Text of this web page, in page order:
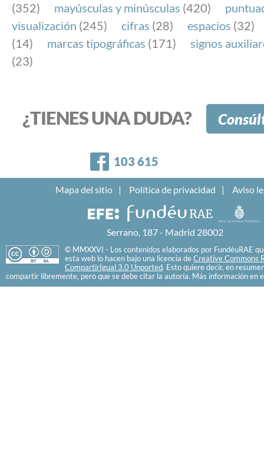
(352)
mayúsculas y minúsculas (420)
visualización (245) cifras (28) espacios (32)
(14)
marcas tipográficas (171)
signos
(23)
¿TIENES UNA DUDA?
Facebook
103 615
Mapa del sitio Política de privacidad Aviso
Serrano, 187 - Madrid 28002
© MMXXVI - Los contenidos elaborados por FundéuRAE
esta web lo hacen bajo una licencia de Creative Commons
CompartirIgual 3.0 Unported. Esto quiere decir, en
compartir libremente, pero que se debe citar la autoría. Más información en